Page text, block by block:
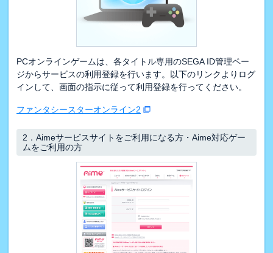
PCオンラインゲームは、各タイトル専用のSEGA ID管理ペー
ジからサービスの利用登録を行います。以下のリンクよりログ
インして、画面の指示に従って利用登録を行ってください。
ファンタシースターオンライン2
2．Aimeサービスサイトをご利用になる方・Aime対応ゲー
ムをご利用の方